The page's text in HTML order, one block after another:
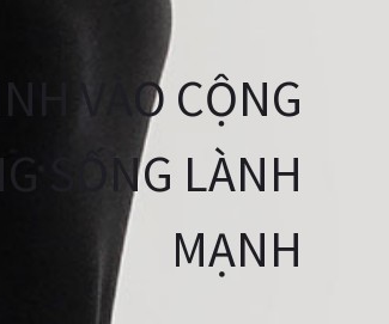
VÀO CỘNG
SỐNG LÀNH
MẠNH